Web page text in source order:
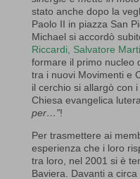
stato anche dopo la
Paolo II in piazza San
Michael si accordò
Riccardi, Salvatore
formare il primo nucleo
tra i nuovi Movimenti e
il cerchio si allargò con
Chiesa evangelica
per…”!
Per trasmettere ai
esperienza che i loro
tra loro, nel 2001 si è
Baviera. Davanti a